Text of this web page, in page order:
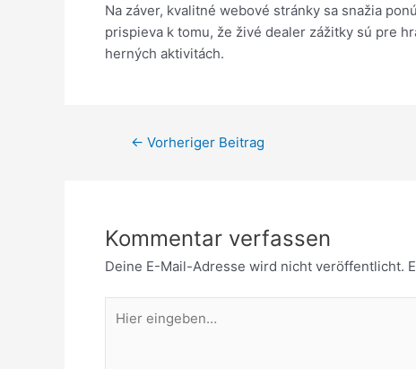
Na záver, kvalitné webové stránky sa snažia
prispieva k tomu, že živé dealer zážitky sú pre
herných aktivitách.
← Vorheriger Beitrag
Kommentar verfassen
Deine E-Mail-Adresse wird nicht veröffentlicht.
eingeben…